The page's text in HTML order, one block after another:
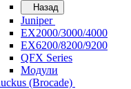
Назад
Juniper
EX2000/3000/4000
EX6200/8200/9200
QFX Series
Модули
(Brocade)